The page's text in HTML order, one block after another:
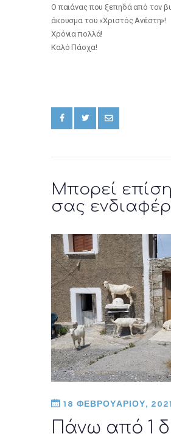
Ο παιάνας που ξεπηδά από τον
άκουσμα του «Χριστός Ανέστη»!
Χρόνια πολλά!
Καλό Πάσχα!
Μπορεί
σας
18 ΦΕΒΡΟΥΑΡΙΟΥ, 2021
Πάνω από 1